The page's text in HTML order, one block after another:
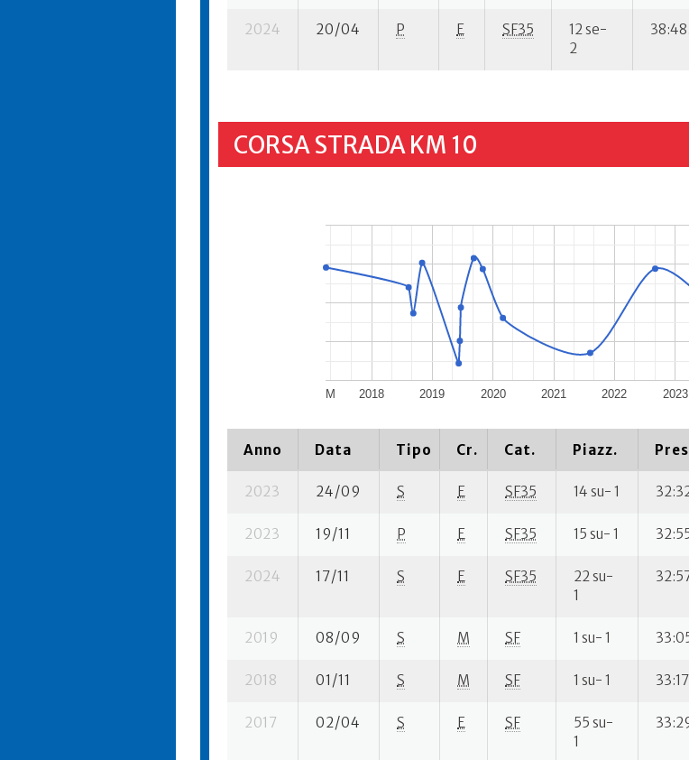
2024 20/04 P E SF35
12 se-
2
CORSA STRADA KM 10
2018 2019 2020 2021 2022 2023
M
Anno Data Tipo Cr. Cat. Piazz.
2023 24/09 S E SF35 14 su- 1
2023 19/11 P E SF35 15 su- 1
2024 17/11 S E SF35
22 su-
1
2019 08/09 S M SF 1 su- 1
2018 01/11 S M SF 1 su- 1 33:17
2017 02/04 S E SF
55 su-
1